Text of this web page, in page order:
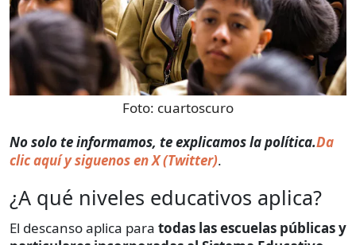
Foto: cuartoscuro
No solo te informamos, te explicamos la política.Da
clic aquí y siguenos en X (Twitter).
¿A qué niveles educativos aplica?
El descanso aplica para todas las escuelas públicas y